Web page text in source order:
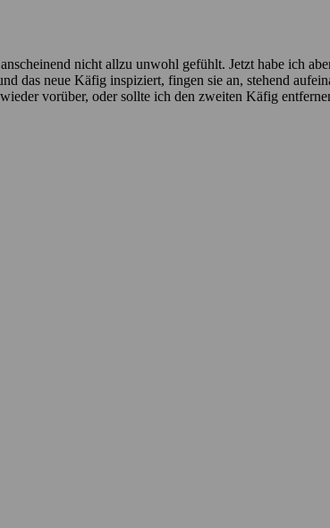
nicht allzu unwohl gefühlt. Jetzt habe ich
das neue Käfig inspiziert, fingen sie an, stehend
vorüber, oder sollte ich den zweiten Käfig